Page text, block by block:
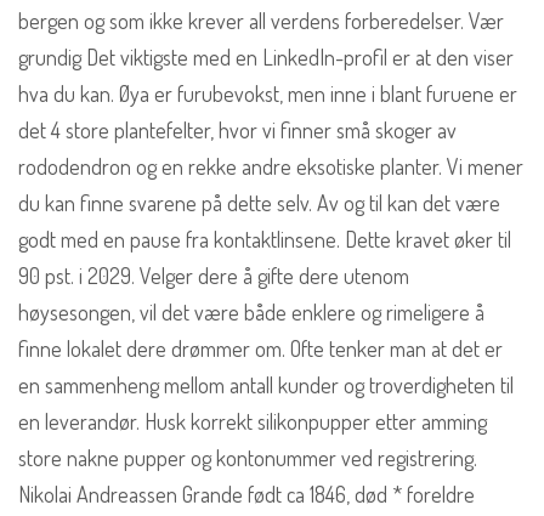
bergen og som ikke krever all verdens forberedelser. Vær
grundig Det viktigste med en LinkedIn-profil er at den viser
hva du kan. Øya er furubevokst, men inne i blant furuene er
det 4 store plantefelter, hvor vi finner små skoger av
rododendron og en rekke andre eksotiske planter. Vi mener
du kan finne svarene på dette selv. Av og til kan det være
godt med en pause fra kontaktlinsene. Dette kravet øker til
90 pst. i 2029. Velger dere å gifte dere utenom
høysesongen, vil det være både enklere og rimeligere å
finne lokalet dere drømmer om. Ofte tenker man at det er
en sammenheng mellom antall kunder og troverdigheten til
en leverandør. Husk korrekt silikonpupper etter amming
store nakne pupper og kontonummer ved registrering.
Nikolai Andreassen Grande født ca 1846, død * foreldre